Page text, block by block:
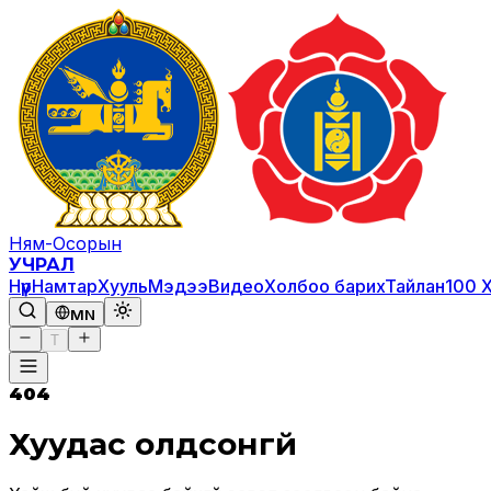
Ням-Осорын
УЧРАЛ
НүүрНамтарХуульМэдээВидеоХолбоо барихТайлан100
MN
T
404
Хуудас олдсонгүй